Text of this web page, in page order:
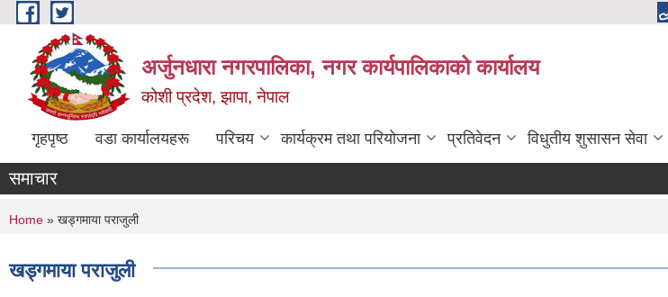
Skip to main content
अर्जुनधारा नगरपालिका, नगर कार्यपालिकाको कार्यालय
कोशी प्रदेश, झापा, नेपाल
गृहपृष्ठ वडा कार्यालयहरू परिचय कार्यक्रम तथा परियोजना प्रतिवेदन विधुतीय शुसासन सेवा
समाचार
You are here
Home » खड्गमाया पराजुली
खड्गमाया पराजुली